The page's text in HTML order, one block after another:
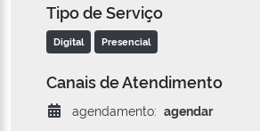
Tipo de Serviço
Digital Presencial
Canais de Atendimento
agendamento: agendar